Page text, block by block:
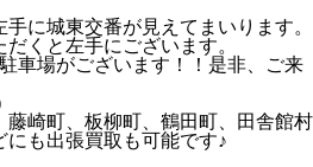
に城東交番が見えてまいります。
くと左手にございます。
車場がございます！！是非、ご来
崎町、板柳町、鶴田町、田舎館村
も出張買取も可能です♪